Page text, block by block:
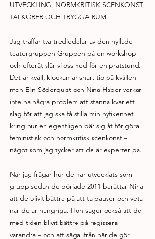
UTVECKLING, NORMKRITISK SCENKONST,
TALKÖRER OCH TRYGGA RUM.
Jag träffar två tredjedelar av den hyllade
teatergruppen Gruppen på en workshop
och efteråt slår vi oss ned för en pratstund.
Det är kväll, klockan är snart tio på kvällen
men Elin Söderquist och Nina Haber verkar
inte ha några problem att stanna kvar ett
slag för att jag ska få stilla min nyfikenhet
kring hur en egentligen bär sig åt för göra
feministisk och normkritisk scenkonst –
något som jag tycker att de är experter på.
När jag frågar hur de har utvecklats som
grupp sedan de började 2011 berättar Nina
att de blivit bättre på att ta pauser och veta
när de är hungriga. Hon säger också att de
med tiden blivit bättre på regissera
varandra – och att säga ifrån när de gör